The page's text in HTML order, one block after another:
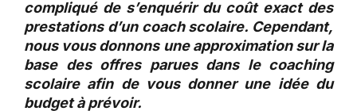
compliqué de s’enquérir du coût exact des
prestations d’un coach scolaire. Cependant,
nous vous donnons une approximation sur la
base des offres parues dans le coaching
scolaire afin de vous donner une idée du
budget à prévoir.